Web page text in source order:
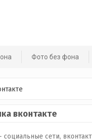
Фото без фона
вконтакте